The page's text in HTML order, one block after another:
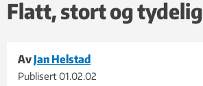
Flatt, stort og tydelig
AvJan Helstad
Publisert01.02.02